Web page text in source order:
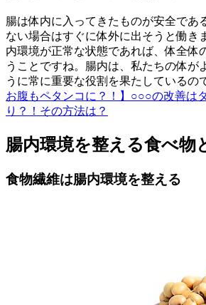
腸は体内に入ってきたものが安全であ
ない場合はすぐに体外に出そうと働き
内環境が正常な状態であれば、体全体
うことですね。腸内は、私たちの体が
うに常に重要な役割を果たしているの
お腹もペタンコに？！】○○○の改善は
り？！その方法は？
腸内環境を整える食べ物
食物繊維は腸内環境を整える